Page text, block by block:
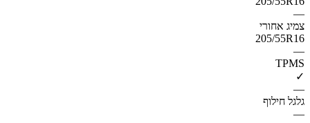
—
צמיג אחורי
205/55R16
—
TPMS
✓
—
גלגל חילוף
—